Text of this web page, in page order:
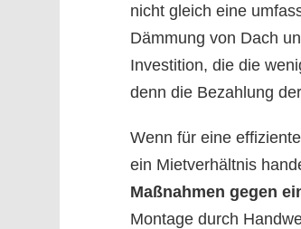
nicht gleich eine
Dämmung von Dach
Investition, die die
denn die Bezahlung
Wenn für eine
ein Mietverhältnis
Maßnahmen gegen
Montage durch